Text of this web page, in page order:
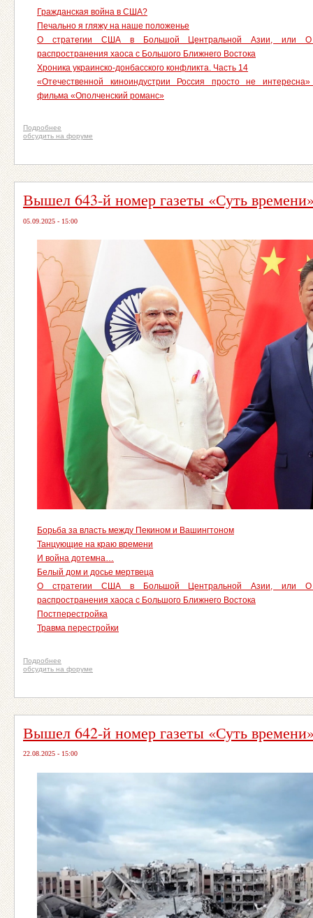
Гражданская война в США?
Печально я гляжу на наше положенье
О стратегии США в Большой Центральной Азии, или О
распространения хаоса с Большого Ближнего Востока
Хроника украинско-донбасского конфликта. Часть 14
«Отечественной киноиндустрии Россия просто не
фильма «Ополченский романс»
Подробнее
обсудить на форуме
Вышел 643-й номер газеты «Суть
05.09.2025 - 15:00
Борьба за власть между Пекином и Вашингтоном
Танцующие на краю времени
И война дотемна…
Белый дом и досье мертвеца
О стратегии США в Большой Центральной Азии, или О
распространения хаоса с Большого Ближнего Востока
Постперестройка
Травма перестройки
Подробнее
обсудить на форуме
Вышел 642-й номер газеты «Суть
22.08.2025 - 15:00